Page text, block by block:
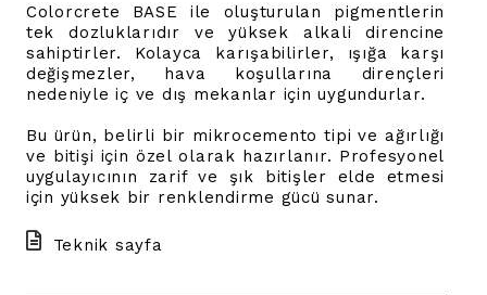
Colorcrete BASE ile oluşturulan pigmentlerin
tek dozluklarıdır ve yüksek alkali direncine
sahiptirler. Kolayca karışabilirler, ışığa karşı
değişmezler, hava koşullarına dirençleri
nedeniyle iç ve dış mekanlar için uygundurlar.
Bu ürün, belirli bir mikrocemento tipi ve ağırlığı
ve bitişi için özel olarak hazırlanır. Profesyonel
uygulayıcının zarif ve şık bitişler elde etmesi
için yüksek bir renklendirme gücü sunar.
Teknik sayfa